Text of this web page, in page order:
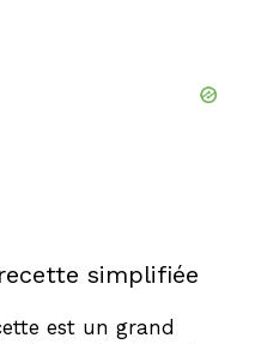
simplifiée
est un grand